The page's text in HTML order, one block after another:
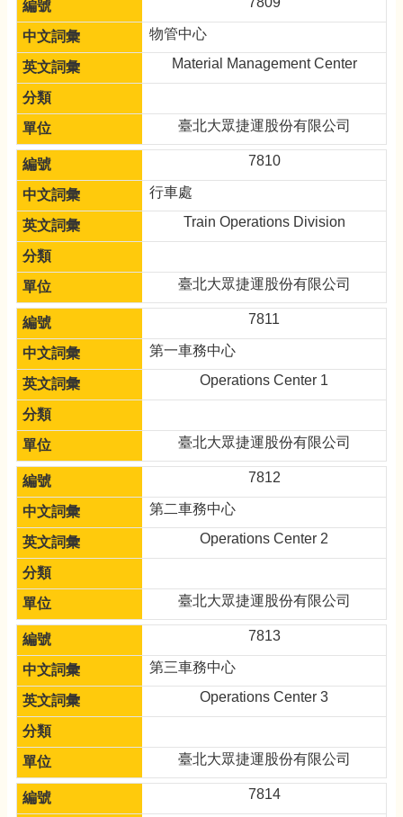
物管中心
Material Management Center
臺北大眾捷運股份有限公司
7810
行車處
Train Operations Division
臺北大眾捷運股份有限公司
7811
第一車務中心
Operations Center 1
臺北大眾捷運股份有限公司
7812
第二車務中心
Operations Center 2
臺北大眾捷運股份有限公司
7813
第三車務中心
Operations Center 3
臺北大眾捷運股份有限公司
7814